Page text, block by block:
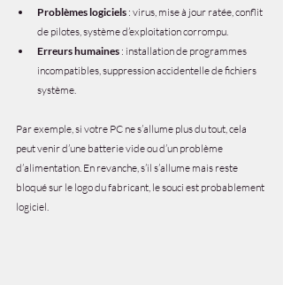
Problèmes logiciels : virus, mise à jour ratée, conflit
de pilotes, système d’exploitation corrompu.
Erreurs humaines : installation de programmes
incompatibles, suppression accidentelle de fichiers
système.
Par exemple, si votre PC ne s’allume plus du tout, cela
peut venir d’une batterie vide ou d’un problème
d’alimentation. En revanche, s’il s’allume mais reste
bloqué sur le logo du fabricant, le souci est probablement
logiciel.